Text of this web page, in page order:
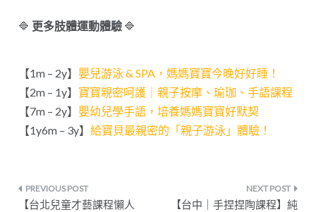
🔷 更多肢體運動體驗 🔷
【1m – 2y】 嬰兒游泳 & SPA，媽媽寶寶今晚好好睡！
【2m – 1y】 寶寶親密呵護｜親子按摩、瑜珈、手語課程
【7m – 2y】 嬰幼兒學手語，培養媽媽寶寶好默契
【1y6m – 3y】給寶貝最親密的「親子游泳」體驗！
文
【台北兒童才藝課程懶人
【台中｜手捏捏陶課程】純